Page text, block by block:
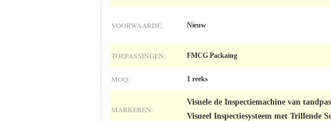
VOORWAARDE: Nieuw
TOEPASSINGEN: FMCG Packaing
MOQ: 1 reeks
MARKEREN:
Visuele de Inspectiemachine van
Visueel Inspectiesysteem met Trillende